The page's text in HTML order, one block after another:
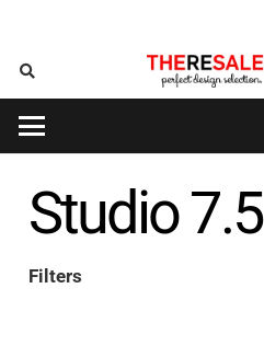
Studio 7.5
Filters